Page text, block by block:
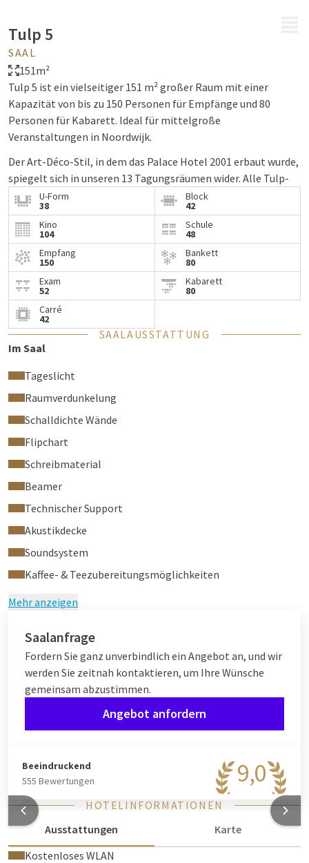
Tulp 5
SAAL
151m²
Tulp 5 ist ein vielseitiger 151 m² großer Raum mit einer
Kapazität von bis zu 150 Personen für Empfänge und 80
Personen für Kabarett. Ideal für mittelgroße
Veranstaltungen in Noordwijk.
Der Art-Déco-Stil, in dem das Palace Hotel 2001 erbaut wurde,
spiegelt sich in unseren 13 Tagungsräumen wider. Alle Tulp-
Räume verfügen über natürliches Licht und hohe Decken,
wodurch ein großzügiges Raumgefühl entsteht. Die Tulp-
Räume haben flexible Wände, so dass die Räume je nach
Bedarf angeordnet werden können.
U-Form
38
Block
42
Kino
104
Schule
48
Empfang
150
Bankett
80
Exam
52
Kabarett
80
Carré
42
SAALAUSSTATTUNG
Im Saal
Tageslicht
Raumverdunkelung
Schalldichte Wände
Flipchart
Schreibmaterial
Beamer
Technischer Support
Akustikdecke
Soundsystem
Kaffee- & Teezubereitungsmöglichkeiten
Mehr anzeigen
Saalanfrage
Fordern Sie ganz unverbindlich ein Angebot an, und wir
werden Sie zeitnah kontaktieren, um Ihre Wünsche
gemeinsam abzustimmen.
Angebot anfordern
9,0
Beeindruckend
555 Bewertungen
HOTELINFORMATIONEN
Ausstattungen
Karte
Kostenloses WLAN